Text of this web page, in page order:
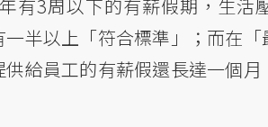
有3周以下的有薪假期，生活
半以上「符合標準」；而在
給員工的有薪假還長達一個